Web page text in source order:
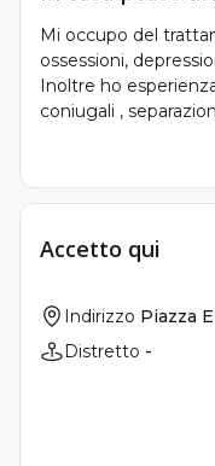
Mi occupo del
ossessioni,
Inoltre ho
coniugali ,
Accetto qui
Indirizzo Piazza
Distretto -